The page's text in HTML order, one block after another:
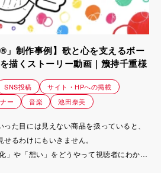
」制作事例】歌と心を支えるボー
描くストーリー動画｜籏持千重様
SNS投稿
サイト・HPへの掲載
ー 音楽 池田奈美
った目には見えない商品を扱っていると、
るわけにもいきません。
」や「想い」をどうやって視聴者にわかり